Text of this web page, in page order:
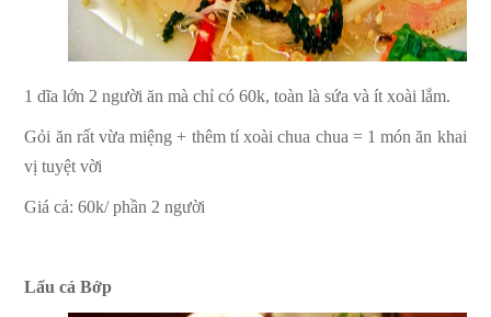
1 dĩa lớn 2 người ăn mà chỉ có 60k, toàn là sứa và ít xoài lắm.
Gỏi ăn rất vừa miệng + thêm tí xoài chua chua = 1 món ăn khai
vị tuyệt vời
Giá cả: 60k/ phần 2 người
Lẩu cá Bớp